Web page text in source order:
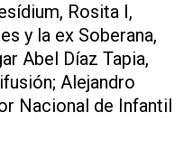
Rosita I,
y la ex Soberana,
Abel Díaz Tapia,
Alejandro
Nacional de Infantil